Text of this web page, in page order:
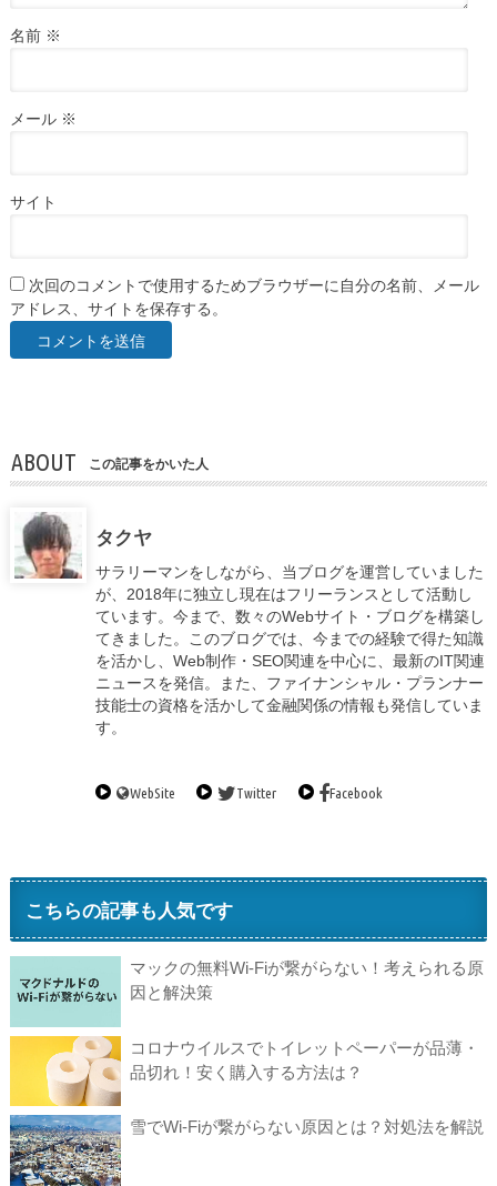
名前 ※
メール ※
サイト
次回のコメントで使用するためブラウザーに自分の名前、メール
アドレス、サイトを保存する。
ABOUT この記事をかいた人
タクヤ
サラリーマンをしながら、当ブログを運営していました
が、2018年に独立し現在はフリーランスとして活動し
ています。今まで、数々のWebサイト・ブログを構築し
てきました。このブログでは、今までの経験で得た知識
を活かし、Web制作・SEO関連を中心に、最新のIT関連
ニュースを発信。また、ファイナンシャル・プランナー
技能士の資格を活かして金融関係の情報も発信していま
す。
WebSite Twitter Facebook
こちらの記事も人気です
マックの無料Wi-Fiが繋がらない！考えられる原
因と解決策
コロナウイルスでトイレットペーパーが品薄・
品切れ！安く購入する方法は？
雪でWi-Fiが繋がらない原因とは？対処法を解説